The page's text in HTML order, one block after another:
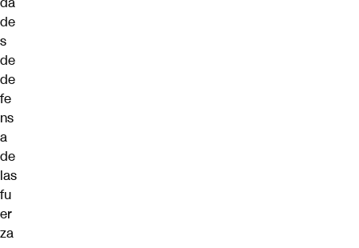
de
s
de
de
fe
ns
a
de
las
fu
er
za